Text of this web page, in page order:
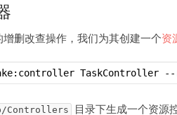
删改查操作，我们为其创建一个资
TaskController --
Controllers 目录下生成一个资源